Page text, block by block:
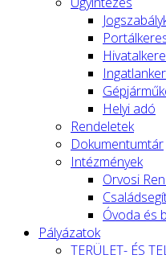
Helyi adó
Rendeletek
Dokumentumtár
Intézmények
Orvosi
Óvoda és
Pályázatok
TERÜLET- ÉS